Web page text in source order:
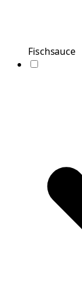
Fischsauce